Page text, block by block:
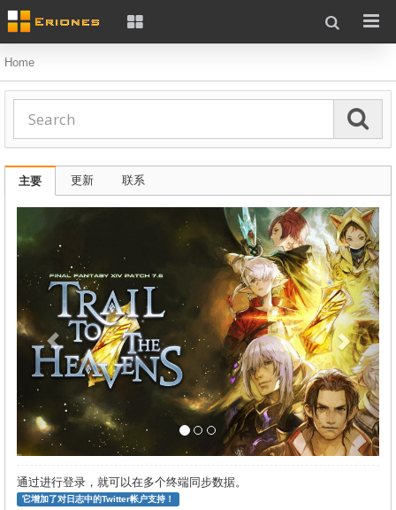
Home
主要 更新 联系
通过进行登录，就可以在多个终端同步数据。
它增加了对日志中的Twitter帐户支持！